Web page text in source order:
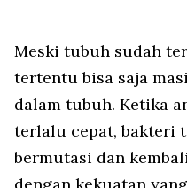
Meski tubuh sudah
tertentu bisa saja
dalam tubuh. Ketika
terlalu cepat, bakteri
bermutasi dan